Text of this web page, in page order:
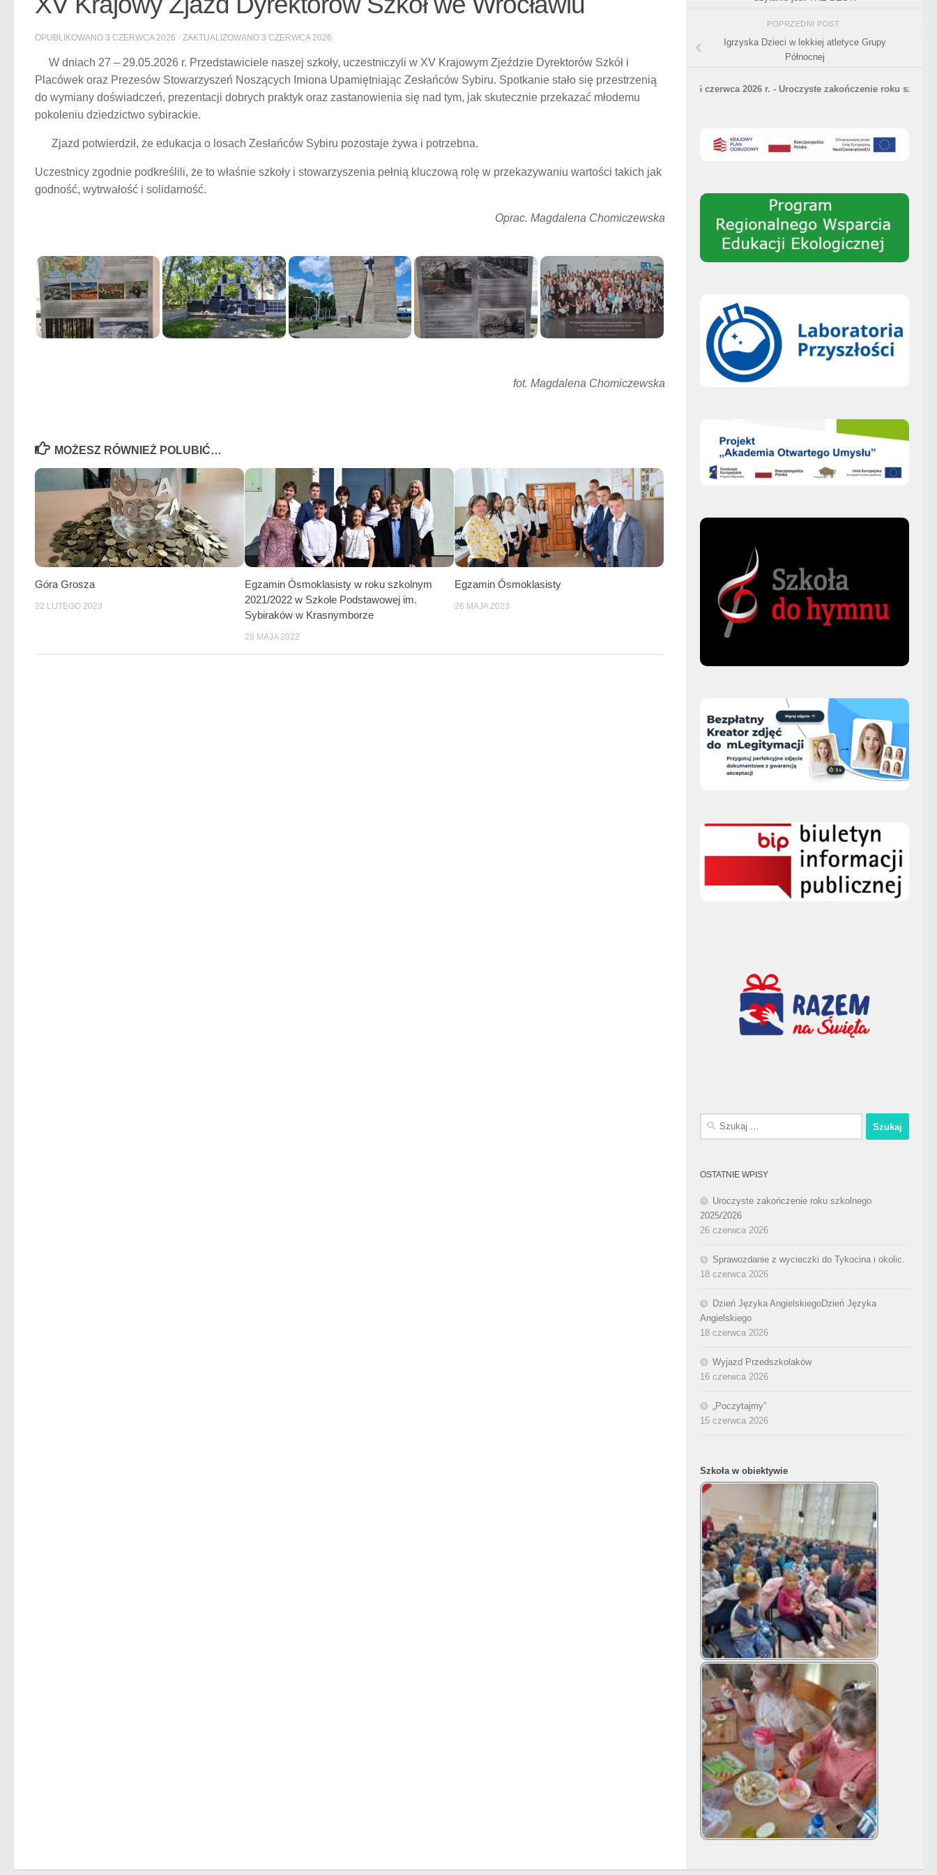
OPUBLIKOWANO 3 CZERWCA 2026 · ZAKTUALIZOWANO 3 CZERWCA 2026
W dniach 27 – 29.05.2026 r. Przedstawiciele naszej szkoły, uczestniczyli w XV Krajowym Zjeździe Dyrektorów Szkół i
Placówek oraz Prezesów Stowarzyszeń Noszących Imiona Upamiętniając Zesłańców Sybiru. Spotkanie stało się przestrzenią
do wymiany doświadczeń, prezentacji dobrych praktyk oraz zastanowienia się nad tym, jak skutecznie przekazać młodemu
pokoleniu dziedzictwo sybirackie.
Zjazd potwierdził, że edukacja o losach Zesłańców Sybiru pozostaje żywa i potrzebna.
Uczestnicy zgodnie podkreślili, że to właśnie szkoły i stowarzyszenia pełnią kluczową rolę w przekazywaniu wartości takich jak
godność, wytrwałość i solidarność.
Oprac. Magdalena Chomiczewska
fot. Magdalena Chomiczewska
MOŻESZ RÓWNIEŻ POLUBIĆ…
Góra Grosza
22 LUTEGO 2023
Egzamin Ósmoklasisty w roku szkolnym
2021/2022 w Szkole Podstawowej im.
Sybiraków w Krasnymborze
28 MAJA 2022
Egzamin Ósmoklasisty
26 MAJA 2023
POPRZEDNI POST
Igrzyska Dzieci w lekkiej atletyce Grupy
Północnej
26 czerwca 2026 r. - Uroczyste zakończenie roku szkolnego 2025/
Szukaj:
OSTATNIE WPISY
Uroczyste zakończenie roku szkolnego
2025/2026
26 czerwca 2026
Sprawozdanie z wycieczki do Tykocina i okolic.
18 czerwca 2026
Dzień Języka AngielskiegoDzień Języka
Angielskiego
18 czerwca 2026
Wyjazd Przedszkolaków
16 czerwca 2026
„Poczytajmy”
15 czerwca 2026
Szkoła w obiektywie